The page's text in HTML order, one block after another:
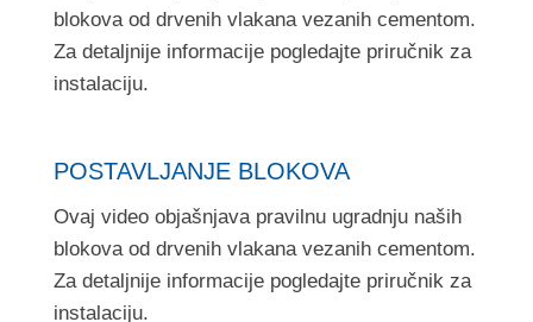
blokova od drvenih vlakana vezanih cementom.
Za detaljnije informacije pogledajte priručnik za
instalaciju.
POSTAVLJANJE BLOKOVA
Ovaj video objašnjava pravilnu ugradnju naših
blokova od drvenih vlakana vezanih cementom.
Za detaljnije informacije pogledajte priručnik za
instalaciju.